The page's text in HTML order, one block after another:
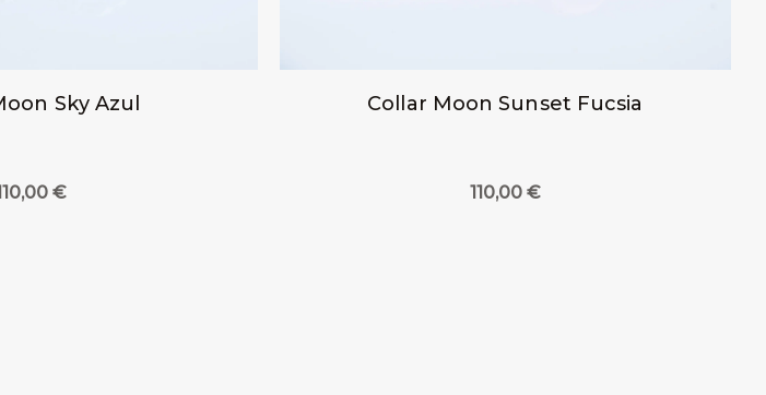
Sky Azul
€
Collar Moon Sunset Fucsia
110,00 €